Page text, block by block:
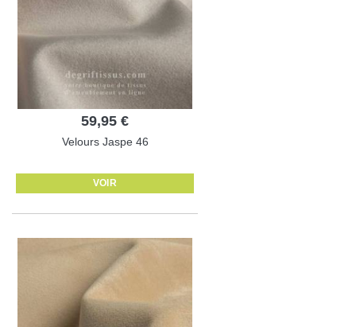
59,95 €
Velours Jaspe 46
VOIR